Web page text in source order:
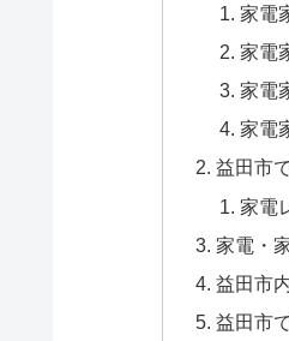
家電
家電
家電
家電
益田市
家電
家電・
益田市
益田市